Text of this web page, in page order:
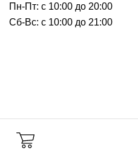
Пн-Пт: с 10:00 до 20:00
Сб-Вс: с 10:00 до 21:00